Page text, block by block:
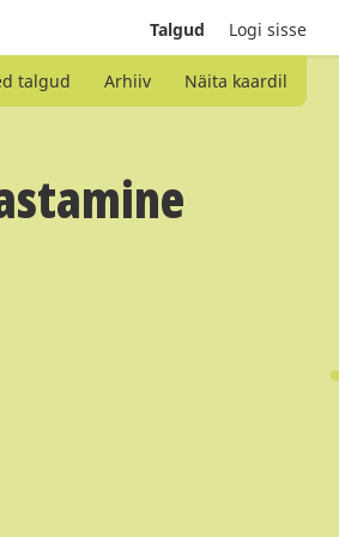
Talgud Logi sisse
talgud Arhiiv Näita kaardil